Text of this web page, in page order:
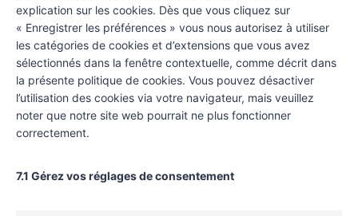
explication sur les cookies. Dès que vous cliquez sur
« Enregistrer les préférences » vous nous autorisez à utiliser
les catégories de cookies et d’extensions que vous avez
sélectionnés dans la fenêtre contextuelle, comme décrit dans
la présente politique de cookies. Vous pouvez désactiver
l’utilisation des cookies via votre navigateur, mais veuillez
noter que notre site web pourrait ne plus fonctionner
correctement.
7.1 Gérez vos réglages de consentement